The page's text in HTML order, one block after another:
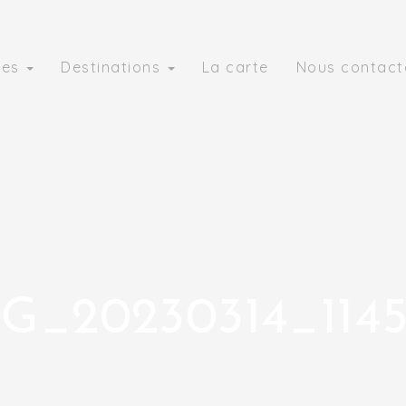
Destinations La carte Nous